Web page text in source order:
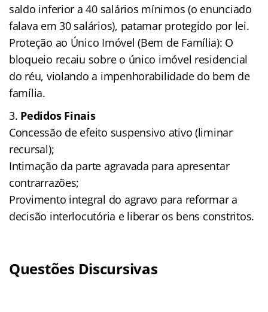
saldo inferior a 40 salários mínimos (o enunciado
falava em 30 salários), patamar protegido por lei.
Proteção ao Único Imóvel (Bem de Família): O
bloqueio recaiu sobre o único imóvel residencial
do réu, violando a impenhorabilidade do bem de
família.
Pedidos Finais
Concessão de efeito suspensivo ativo (liminar
recursal);
Intimação da parte agravada para apresentar
contrarrazões;
Provimento integral do agravo para reformar a
decisão interlocutória e liberar os bens constritos.
Questões Discursivas